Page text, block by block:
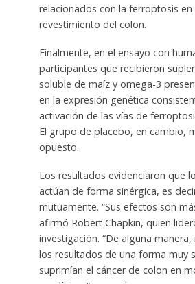
relacionados con la ferroptosis en
revestimiento del colon.
Finalmente, en el ensayo con
participantes que recibieron
soluble de maíz y omega-3
en la expresión genética
activación de las vías de
El grupo de placebo, en cambio,
opuesto.
Los resultados evidenciaron que
actúan de forma sinérgica, es
mutuamente. “Sus efectos son
afirmó Robert Chapkin, quien
investigación. “De alguna
los resultados de una forma muy
suprimían el cáncer de colon en